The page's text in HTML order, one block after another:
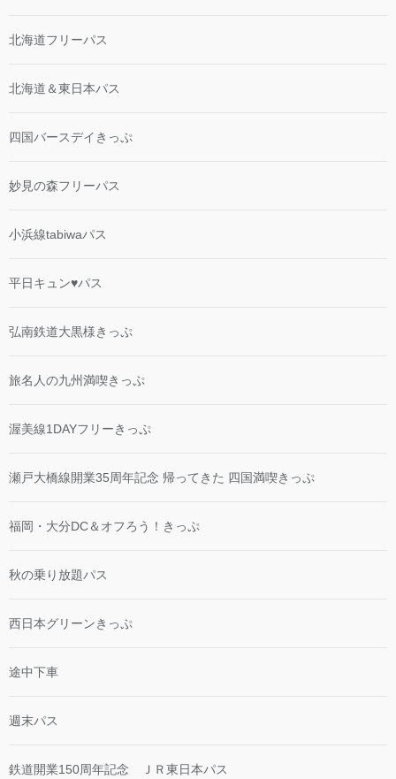
北海道フリーパス
北海道＆東日本パス
四国バースデイきっぷ
妙見の森フリーパス
小浜線tabiwaパス
平日キュン♥パス
弘南鉄道大黒様きっぷ
旅名人の九州満喫きっぷ
渥美線1DAYフリーきっぷ
瀬戸大橋線開業35周年記念 帰ってきた 四国満喫きっぷ
福岡・大分DC＆オフろう！きっぷ
秋の乗り放題パス
西日本グリーンきっぷ
途中下車
週末パス
鉄道開業150周年記念 ＪＲ東日本パス